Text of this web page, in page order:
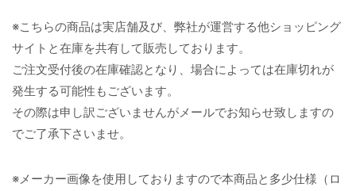
※こちらの商品は実店舗及び、弊社が運営する他ショッピング
サイトと在庫を共有して販売しております。
ご注文受付後の在庫確認となり、場合によっては在庫切れが
発生する可能性もございます。
その際は申し訳ございませんがメールでお知らせ致しますの
でご了承下さいませ。
※メーカー画像を使用しておりますので本商品と多少仕様（ロ